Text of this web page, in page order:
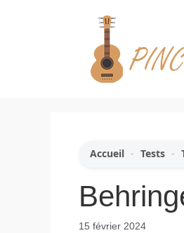
Accueil - Tests -
15 février 2024